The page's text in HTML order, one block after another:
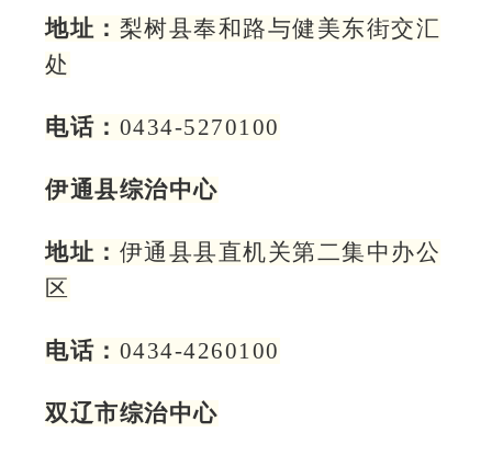
地址： 梨树县奉和路与健美东街交汇
处
电话： 0434-5270100
伊通县综治中心
地址： 伊通县县直机关第二集中办公
区
电话： 0434-4260100
双辽市综治中心